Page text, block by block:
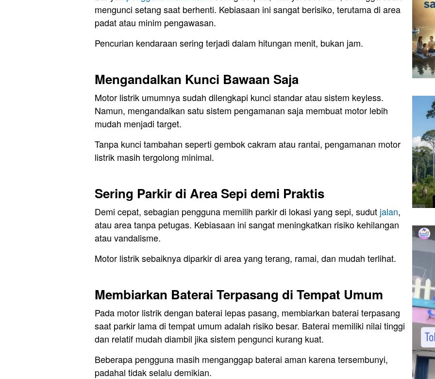
mengunci setang saat berhenti. Kebiasaan ini sangat berisiko, terutama di area
padat atau minim pengawasan.
Pencurian kendaraan sering terjadi dalam hitungan menit, bukan jam.
Mengandalkan Kunci Bawaan Saja
Motor listrik umumnya sudah dilengkapi kunci standar atau sistem keyless.
Namun, mengandalkan satu sistem pengamanan saja membuat motor lebih
mudah menjadi target.
Tanpa kunci tambahan seperti gembok cakram atau rantai, pengamanan motor
listrik masih tergolong minimal.
Sering Parkir di Area Sepi demi Praktis
Demi cepat, sebagian pengguna memilih parkir di lokasi yang sepi, sudut jalan,
atau area tanpa petugas. Kebiasaan ini sangat meningkatkan risiko kehilangan
atau vandalisme.
Motor listrik sebaiknya diparkir di area yang terang, ramai, dan mudah terlihat.
Membiarkan Baterai Terpasang di Tempat Umum
Pada motor listrik dengan baterai lepas pasang, membiarkan baterai terpasang
saat parkir lama di tempat umum adalah risiko besar. Baterai memiliki nilai tinggi
dan relatif mudah diambil jika sistem pengunci kurang kuat.
Beberapa pengguna masih menganggap baterai aman karena tersembunyi,
padahal tidak selalu demikian.